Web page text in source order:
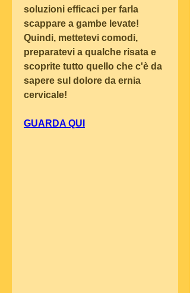
soluzioni efficaci per farla
scappare a gambe levate!
Quindi, mettetevi comodi,
preparatevi a qualche risata e
scoprite tutto quello che c'è da
sapere sul dolore da ernia
cervicale!
GUARDA QUI